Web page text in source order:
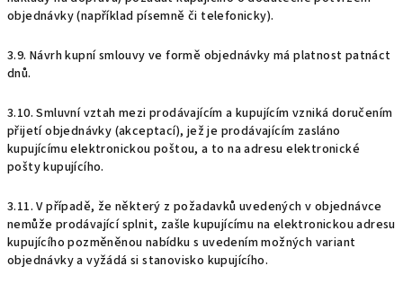
objednávky (například písemně či telefonicky).
3.9. Návrh kupní smlouvy ve formě objednávky má platnost patnáct
dnů.
3.10. Smluvní vztah mezi prodávajícím a kupujícím vzniká doručením
přijetí objednávky (akceptací), jež je prodávajícím zasláno
kupujícímu elektronickou poštou, a to na adresu elektronické
pošty kupujícího.
3.11. V případě, že některý z požadavků uvedených v objednávce
nemůže prodávající splnit, zašle kupujícímu na elektronickou adresu
kupujícího pozměněnou nabídku s uvedením možných variant
objednávky a vyžádá si stanovisko kupujícího.